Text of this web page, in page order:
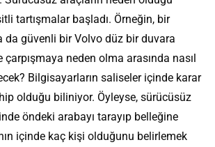
tartışmalar başladı. Örneğin, bir
da güvenli bir Volvo düz bir duvara
neden olma arasında nasıl
Bilgisayarların saliseler içinde karar
olduğu biliniyor. Öyleyse, sürücüsüz
öndeki arabayı tarayıp belleğine
içinde kaç kişi olduğunu belirlemek